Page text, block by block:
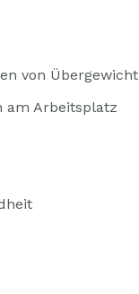
von Übergewicht
am Arbeitsplatz